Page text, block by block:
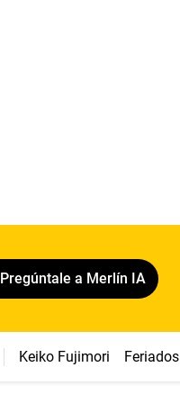
Pregúntale a Merlín IA
Keiko Fujimori Feriados